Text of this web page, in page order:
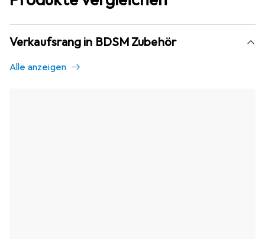
Verkaufsrang in BDSM Zubehör
Alle anzeigen